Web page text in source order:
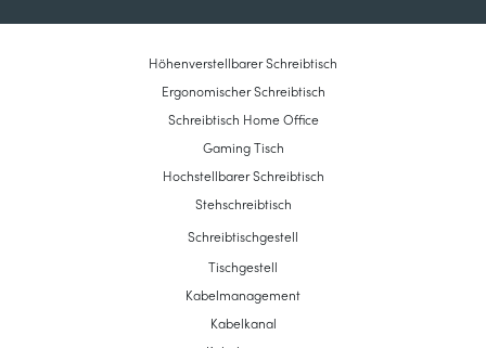
Höhenverstellbarer Schreibtisch
Ergonomischer Schreibtisch
Schreibtisch Home Office
Gaming Tisch
Hochstellbarer Schreibtisch
Stehschreibtisch
Schreibtischgestell
Tischgestell
Kabelmanagement
Kabelkanal